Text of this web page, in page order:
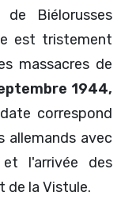
Biélorusses
est tristement
massacres de
1944,
correspond
allemands avec
l'arrivée des
de la Vistule.